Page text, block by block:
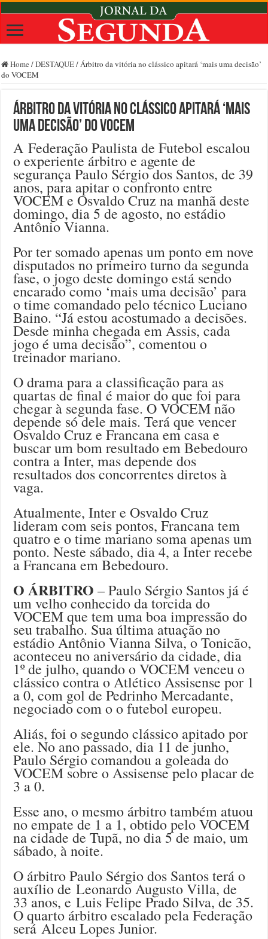
Home /DESTAQUE/Árbitro da vitória no clássico apitará ‘mais uma decisão’
do VOCEM
Árbitro da vitória no clássico apitará ‘mais
uma decisão’ do VOCEM
A Federação Paulista de Futebol escalou
o experiente árbitro e agente de
segurança Paulo Sérgio dos Santos, de 39
anos, para apitar o confronto entre
VOCEM e Osvaldo Cruz na manhã deste
domingo, dia 5 de agosto, no estádio
Antônio Vianna.
Por ter somado apenas um ponto em nove
disputados no primeiro turno da segunda
fase, o jogo deste domingo está sendo
encarado como ‘mais uma decisão’ para
o time comandado pelo técnico Luciano
Baino. “Já estou acostumado a decisões.
Desde minha chegada em Assis, cada
jogo é uma decisão”, comentou o
treinador mariano.
O drama para a classificação para as
quartas de final é maior do que foi para
chegar à segunda fase. O VOCEM não
depende só dele mais. Terá que vencer
Osvaldo Cruz e Francana em casa e
buscar um bom resultado em Bebedouro
contra a Inter, mas depende dos
resultados dos concorrentes diretos à
vaga.
Atualmente, Inter e Osvaldo Cruz
lideram com seis pontos, Francana tem
quatro e o time mariano soma apenas um
ponto. Neste sábado, dia 4, a Inter recebe
a Francana em Bebedouro.
O ÁRBITRO – Paulo Sérgio Santos já é
um velho conhecido da torcida do
VOCEM que tem uma boa impressão do
seu trabalho. Sua última atuação no
estádio Antônio Vianna Silva, o Tonicão,
aconteceu no aniversário da cidade, dia
1º de julho, quando o VOCEM venceu o
clássico contra o Atlético Assisense por 1
a 0, com gol de Pedrinho Mercadante,
negociado com o o futebol europeu.
Aliás, foi o segundo clássico apitado por
ele. No ano passado, dia 11 de junho,
Paulo Sérgio comandou a goleada do
VOCEM sobre o Assisense pelo placar de
3 a 0.
Esse ano, o mesmo árbitro também atuou
no empate de 1 a 1, obtido pelo VOCEM
na cidade de Tupã, no dia 5 de maio, um
sábado, à noite.
O árbitro Paulo Sérgio dos Santos terá o
auxílio de Leonardo Augusto Villa, de
33 anos, e Luis Felipe Prado Silva, de 35.
O quarto árbitro escalado pela Federação
será Alceu Lopes Junior.